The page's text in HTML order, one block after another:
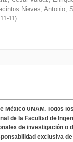
Nieves, Antonio;
11)
México UNAM. Todos
de la Facultad de
de investigación o
exclusiva